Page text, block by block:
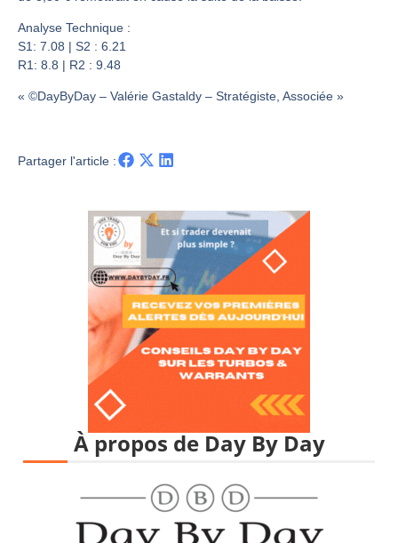
Analyse Technique :
S1: 7.08 | S2 : 6.21
R1: 8.8 | R2 : 9.48
« ©DayByDay – Valérie Gastaldy – Stratégiste, Associée »
Partager l'article :
À propos de Day By Day